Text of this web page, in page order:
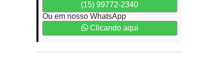
(15) 99772-2340
Ou em nosso WhatsApp
Clicando aqui